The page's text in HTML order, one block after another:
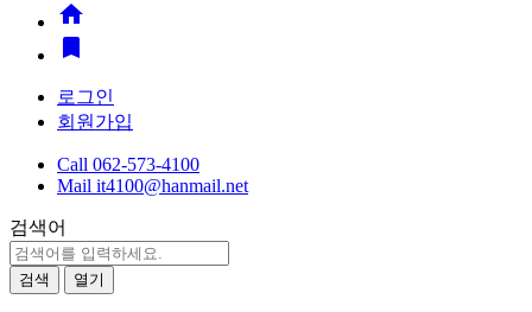


로그인
회원가입
Call 062-573-4100
Mail it4100@hanmail.net
검색어
검색 열기